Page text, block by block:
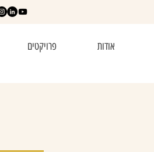
פרויקטים אודות